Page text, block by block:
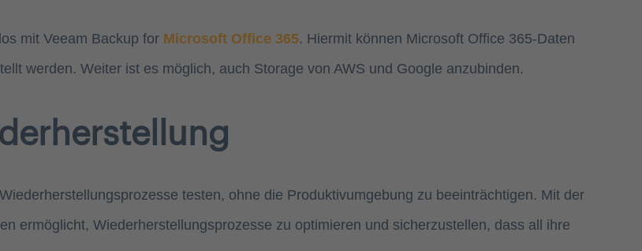
mit Veeam Backup for Microsoft Office 365. Hiermit können Microsoft Office 365-Daten
werden. Weiter ist es möglich, auch Storage von AWS und Google anzubinden.
testen, ohne die Produktivumgebung zu beeinträchtigen. Mit der
ermöglicht, Wiederherstellungsprozesse zu optimieren und sicherzustellen, dass all ihre